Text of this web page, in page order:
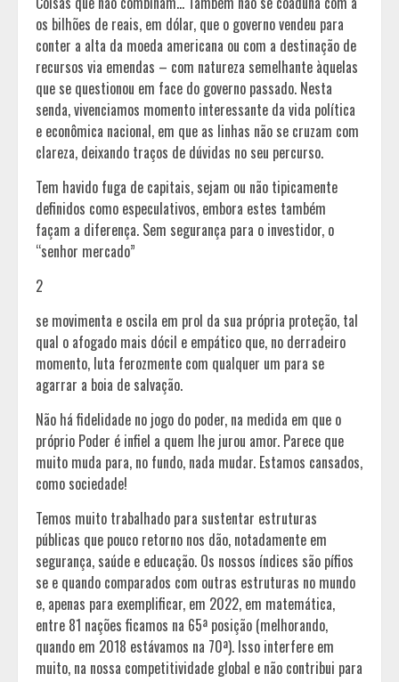
os bilhões de reais, em dólar, que o governo vendeu para
conter a alta da moeda americana ou com a destinação de
recursos via emendas – com natureza semelhante àquelas
que se questionou em face do governo passado. Nesta
senda, vivenciamos momento interessante da vida política
e econômica nacional, em que as linhas não se cruzam com
clareza, deixando traços de dúvidas no seu percurso.
Tem havido fuga de capitais, sejam ou não tipicamente
definidos como especulativos, embora estes também
façam a diferença. Sem segurança para o investidor, o
“senhor mercado”
2
se movimenta e oscila em prol da sua própria proteção, tal
qual o afogado mais dócil e empático que, no derradeiro
momento, luta ferozmente com qualquer um para se
agarrar a boia de salvação.
Não há fidelidade no jogo do poder, na medida em que o
próprio Poder é infiel a quem lhe jurou amor. Parece que
muito muda para, no fundo, nada mudar. Estamos cansados,
como sociedade!
Temos muito trabalhado para sustentar estruturas
públicas que pouco retorno nos dão, notadamente em
segurança, saúde e educação. Os nossos índices são pífios
se e quando comparados com outras estruturas no mundo
e, apenas para exemplificar, em 2022, em matemática,
entre 81 nações ficamos na 65ª posição (melhorando,
quando em 2018 estávamos na 70ª). Isso interfere em
muito, na nossa competitividade global e não contribui para